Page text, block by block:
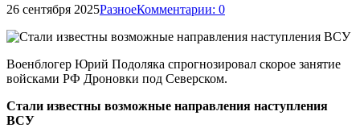
26 сентября 2025РазноеКомментарии: 0
Военблогер Юрий Подоляка спрогнозировал скорое занятие
войсками РФ Дроновки под Северском.
Стали известны возможные направления наступления
ВСУ